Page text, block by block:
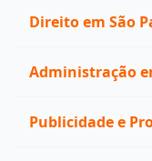
Direito em São
Administração
Publicidade e